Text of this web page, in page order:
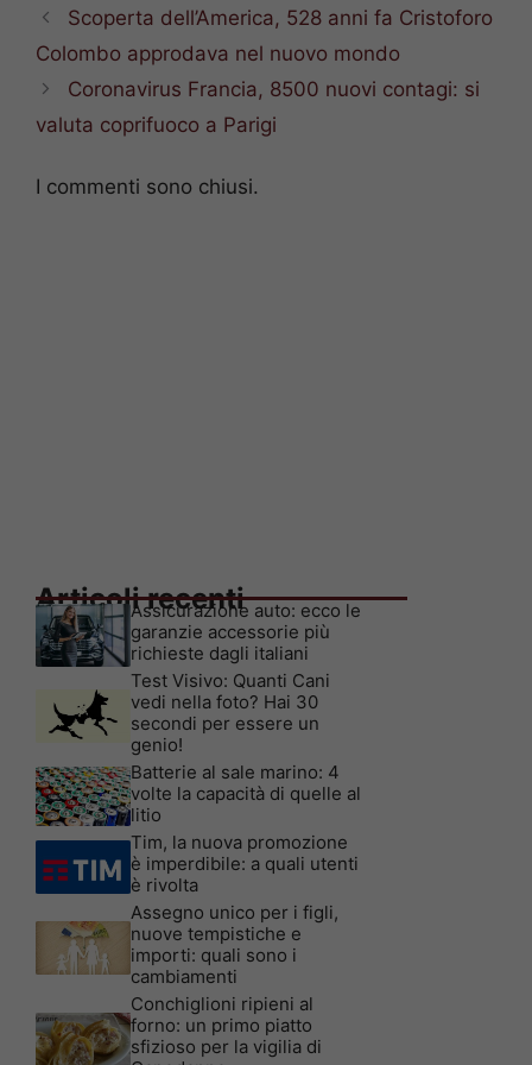
Scoperta dell’America, 528 anni fa Cristoforo
Colombo approdava nel nuovo mondo
Coronavirus Francia, 8500 nuovi contagi: si
valuta coprifuoco a Parigi
I commenti sono chiusi.
Articoli recenti
Assicurazione auto: ecco le
garanzie accessorie più
richieste dagli italiani
Test Visivo: Quanti Cani
vedi nella foto? Hai 30
secondi per essere un
genio!
Batterie al sale marino: 4
volte la capacità di quelle al
litio
Tim, la nuova promozione
è imperdibile: a quali utenti
è rivolta
Assegno unico per i figli,
nuove tempistiche e
importi: quali sono i
cambiamenti
Conchiglioni ripieni al
forno: un primo piatto
sfizioso per la vigilia di